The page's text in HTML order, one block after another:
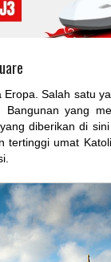
Salah satu
yang
diberikan di
tertinggi umat